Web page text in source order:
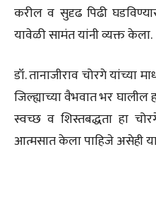
करील व सुदृढ पिढी
यावेळी सामंत यांनी व्यक्त केला.
डॉ. तानाजीराव चोरगे यांच्या
जिल्ह्याच्या वैभवात भर घालील
स्वच्छ व शिस्तबद्धता हा
आत्मसात केला पाहिजे असेही